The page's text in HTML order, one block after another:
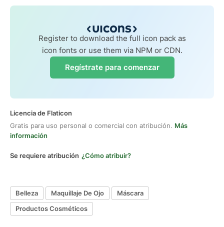
Register to download the full icon pack as
icon fonts or use them via NPM or CDN.
Regístrate para comenzar
Licencia de Flaticon
Gratis para uso personal o comercial con atribución. Más
información
Se requiere atribución ¿Cómo atribuir?
Belleza Maquillaje De Ojo
Máscara
Productos Cosméticos